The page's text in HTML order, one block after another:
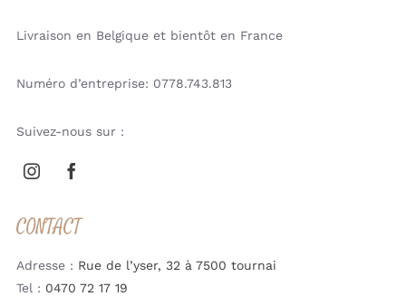
Livraison en Belgique et bientôt en France
Numéro d’entreprise: 0778.743.813
Suivez-nous sur :
CONTACT
Adresse : Rue de l’yser, 32 à 7500 tournai
Tel : 0470 72 17 19